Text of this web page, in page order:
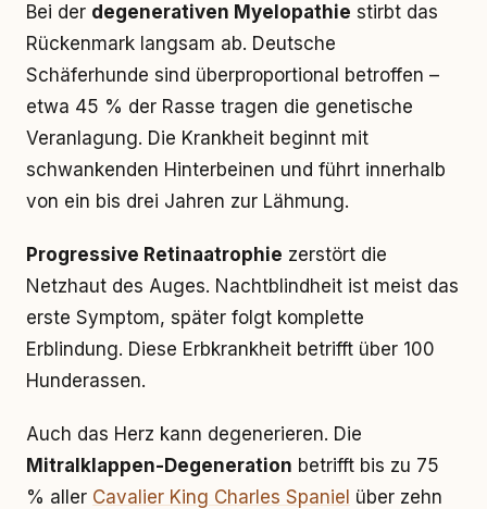
Bei der degenerativen Myelopathie stirbt das
Rückenmark langsam ab. Deutsche
Schäferhunde sind überproportional betroffen –
etwa 45 % der Rasse tragen die genetische
Veranlagung. Die Krankheit beginnt mit
schwankenden Hinterbeinen und führt innerhalb
von ein bis drei Jahren zur Lähmung.
Progressive Retinaatrophie zerstört die
Netzhaut des Auges. Nachtblindheit ist meist das
erste Symptom, später folgt komplette
Erblindung. Diese Erbkrankheit betrifft über 100
Hunderassen.
Auch das Herz kann degenerieren. Die
Mitralklappen-Degeneration betrifft bis zu 75
% aller Cavalier King Charles Spaniel über zehn